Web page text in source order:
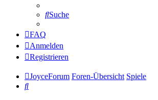
Suche
FAQ
Anmelden
Registrieren
JoyceForum Foren-Übersicht Spiele
Suche